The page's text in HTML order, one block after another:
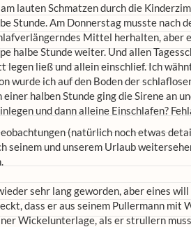
lauten Schmatzen durch die
Stunde. Am Donnerstag musste nach
Mittel herhalten, aber
halbe Stunde weiter. Und allen
legen ließ und allein einschlief. Ich
wurde ich auf den Boden der
einer halben Stunde ging die Sirene an
und dann alleine Einschlafen?
(natürlich noch etwas
seinem und unserem Urlaub
sehr lang geworden, aber eines
dass er aus seinem Pullermann mit
Wickelunterlage, als er strullern